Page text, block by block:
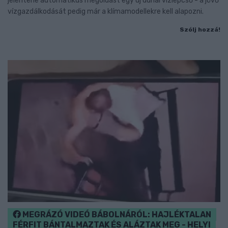
vízgazdálkodását pedig már a klímamodellekre kell alapozni.
Szólj hozzá!
MEGRÁZÓ VIDEÓ BÁBOLNÁRÓL: HAJLÉKTALAN
FÉRFIT BÁNTALMAZTAK ÉS ALÁZTAK MEG - HELYI